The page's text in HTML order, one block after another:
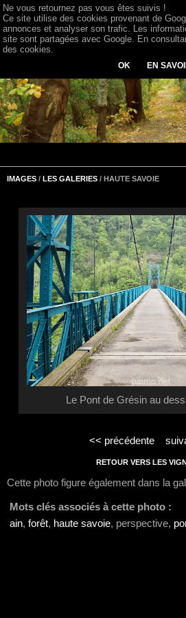
IMAGES / LES GALERIES / HAUTE SAVOIE
Le Pont de Grésin au
<< précédente
RETOUR VERS LES
Cette photo figure également dans la
Mots clés associés à cette photo :
ain, forêt, haute savoie, perspective,
Ne vous retournez pas vous êtes suivis !
Ce site utilise des cookies provenant de
annonces et analyser son trafic. Les
site sont partagées avec Google. En
des cookies.
OK EN